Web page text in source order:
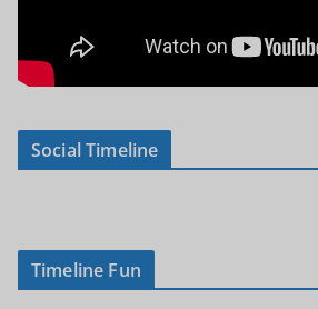
Social Timeline
Timeline Fun